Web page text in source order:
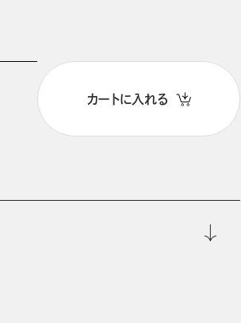
カートに入れる